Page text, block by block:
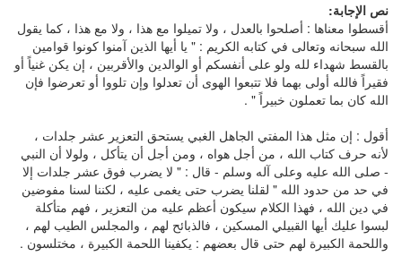
نص الإجابة:
أقسطوا معناها : أصلحوا بالعدل ، ولا تميلوا مع هذا ، ولا مع هذا ، كما يقول
الله سبحانه وتعالى في كتابه الكريم : " يا أيها الذين آمنوا كونوا قوامين
بالقسط شهداء لله ولو على أنفسكم أو الوالدين والأقربين ، إن يكن غنياً أو
فقيراً فالله أولى بهما فلا تتبعوا الهوى أن تعدلوا وإن تلووا أو تعرضوا فإن
الله كان بما تعملون خبيراً " .
أقول : إن مثل هذا المفتي الجاهل الغبي يستحق التعزير عشر جلدات ،
لأنه حرف كتاب الله ، من أجل هواه ، ومن أجل أن يتأكل ، ولولا أن النبي
- صلى الله عليه وعلى آله وسلم - قال : " لا يضرب فوق عشر جلدات إلا
في حد من حدود الله " لقلنا يضرب حتى يغمى عليه ، لكننا لسنا مفوضين
في دين الله ، فهذا الكلام سيكون أعظم عليه من التعزير ، فهم متأكلة
لبسوا عليك أيها القبيلي المسكين ، فالذبائح لهم ، والمجلس الطيب لهم ،
واللحمة الكبيرة لهم حتى قال بعضهم : يكفينا اللحمة الكبيرة ، مختلسون .